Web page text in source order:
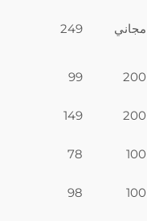
مجاني 249
200
99
200
149
100
78
100
98